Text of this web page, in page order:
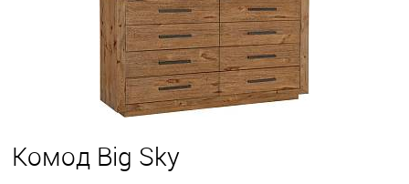
Комод Big Sky